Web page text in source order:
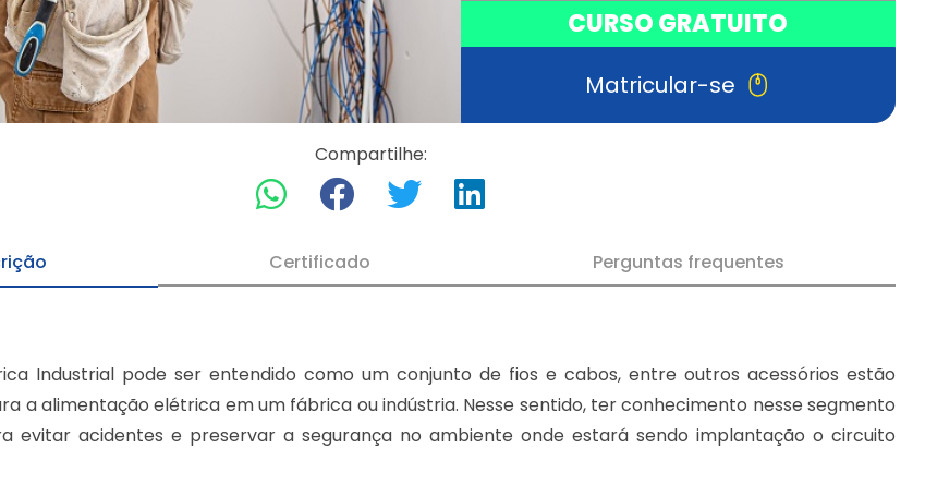
CURSO GRATUITO
Matricular-se
Compartilhe:
Certificado Perguntas frequentes
Industrial pode ser entendido como um conjunto de fios e cabos, entre outros acessórios estão
a alimentação elétrica em um fábrica ou indústria. Nesse sentido, ter conhecimento nesse segmento
evitar acidentes e preservar a segurança no ambiente onde estará sendo implantação o circuito